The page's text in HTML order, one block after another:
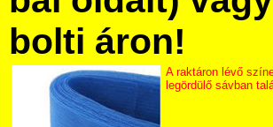
bolti áron!
A raktáron lévő
legördülő sávban